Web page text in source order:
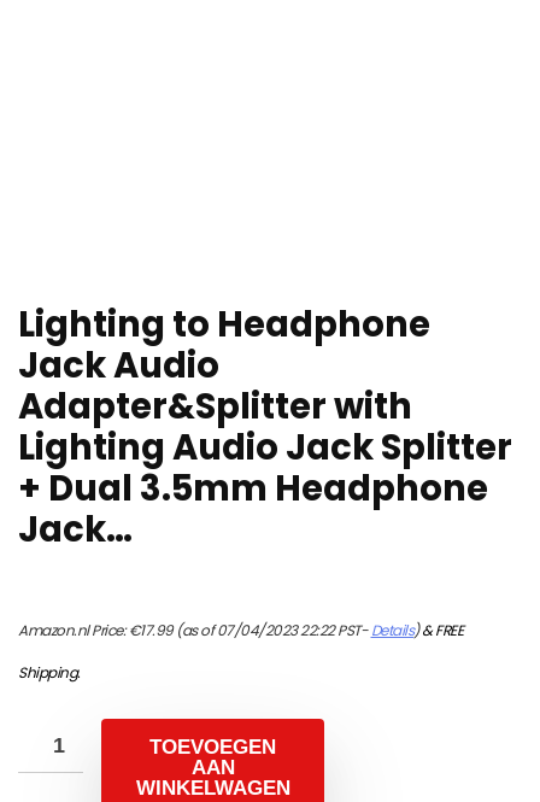
Lighting to Headphone
Jack Audio
Adapter&Splitter with
Lighting Audio Jack Splitter
+ Dual 3.5mm Headphone
Jack…
Amazon.nl Price:€17.99(as of 07/04/2023 22:22 PST-Details)&FREE
Shipping.
TOEVOEGEN
AAN
WINKELWAGEN